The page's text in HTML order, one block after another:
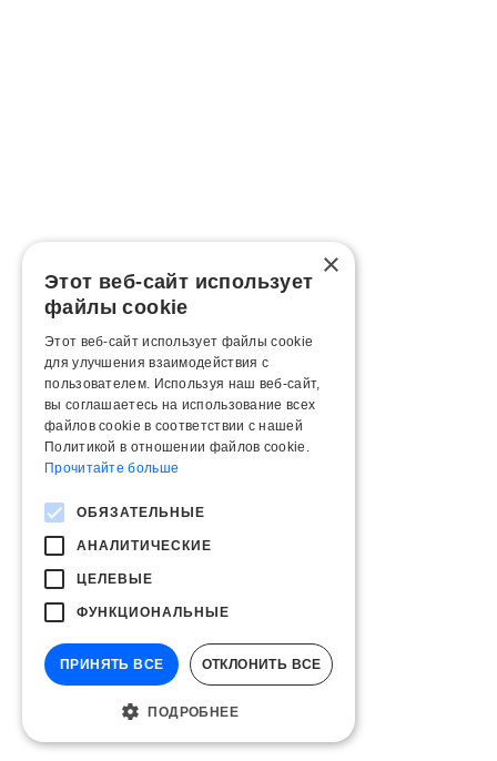
×
Этот веб-сайт использует
файлы cookie
Этот веб-сайт использует файлы cookie
для улучшения взаимодействия с
пользователем. Используя наш веб-сайт,
вы соглашаетесь на использование всех
файлов cookie в соответствии с нашей
Политикой в ​​отношении файлов cookie.
Прочитайте больше
ОБЯЗАТЕЛЬНЫЕ
АНАЛИТИЧЕСКИЕ
ЦЕЛЕВЫЕ
ФУНКЦИОНАЛЬНЫЕ
ПРИНЯТЬ ВСЕ ОТКЛОНИТЬ ВСЕ
ПОДРОБНЕЕ